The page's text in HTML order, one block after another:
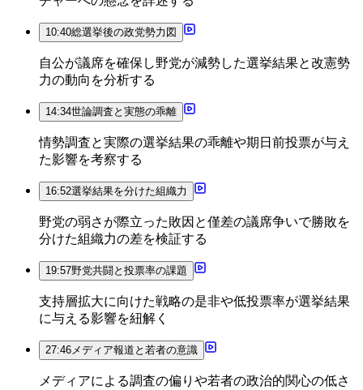
10:40総選挙後の政党勢力図
自公が議席を確保し野党が減勢した選挙結果と改憲勢
力の動向を分析する
14:34世論調査と実態の乖離
情勢調査と実際の選挙結果の乖離や期日前投票が与え
た影響を考察する
16:52選挙結果を分けた組織力
野党の弱さが際立った敗因と僅差の議席争いで勝敗を
分けた組織力の差を検証する
19:57野党共闘と投票率の課題
支持層拡大に向けた戦略の是非や低投票率が選挙結果
に与える影響を紐解く
27:46メディア報道と若者の意識
メディアによる調査の偏りや若者の政治的関心の低さ